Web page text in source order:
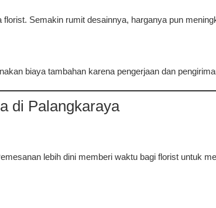
Semakin rumit desainnya, harganya pun
biaya tambahan karena pengerjaan dan
di Palangkaraya
lebih dini memberi waktu bagi florist untuk